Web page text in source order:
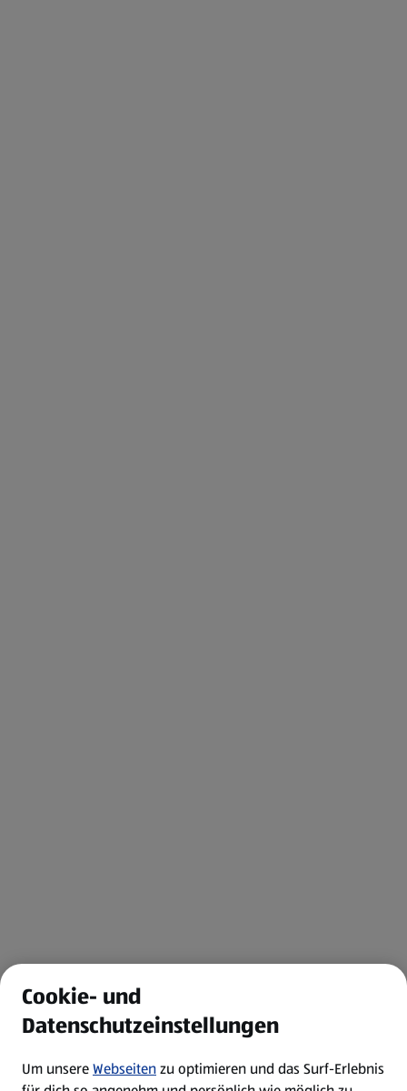
Cookie- und
Datenschutzeinstellungen
Um unsereWebseitenzu optimieren und das Surf-Erlebnis